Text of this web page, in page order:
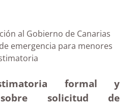
al Gobierno de Canarias
emergencia para menores
formal y
solicitud de